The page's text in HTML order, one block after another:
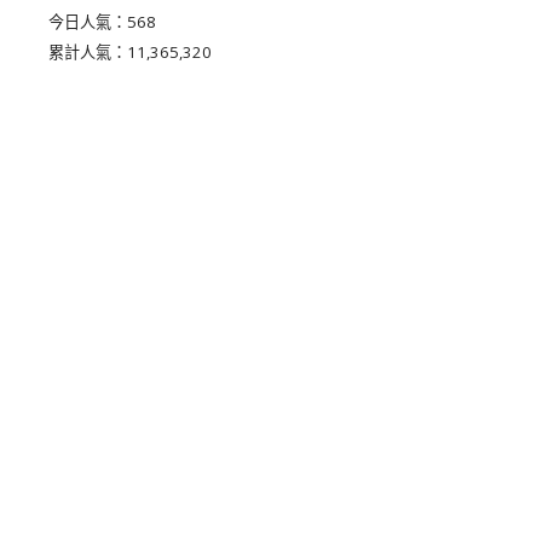
今日人氣： 568
累計人氣： 11,365,320